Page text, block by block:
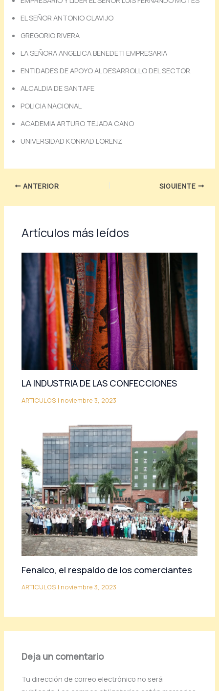
EL SEÑOR ANTONIO CLAVIJO
GREGORIO RIVERA
LA SEÑORA ANGELICA BENEDETI EMPRESARIA
ENTIDADES DE APOYO AL DESARROLLO DEL SECTOR.
ALCALDIA DE SANTAFE
POLICIA NACIONAL
ACADEMIA ARTURO TEJADA CANO
UNIVERSIDAD KONRAD LORENZ
ANTERIOR SIGUIENTE
Artículos más leídos
LA INDUSTRIA DE LAS CONFECCIONES
ARTICULOS | noviembre 3, 2023
Fenalco, el respaldo de los comerciantes
ARTICULOS | noviembre 3, 2023
Deja un comentario
Tu dirección de correo electrónico no será